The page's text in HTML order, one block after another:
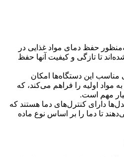
حفظ دمای مواد غذایی در
تا تازگی و کیفیت آنها حفظ
این دستگاه‌ها امکان
اولیه را فراهم می‌کند، که
مهم است.
دارای کنترل‌های دما هستند که
تا دما را بر اساس نوع ماده